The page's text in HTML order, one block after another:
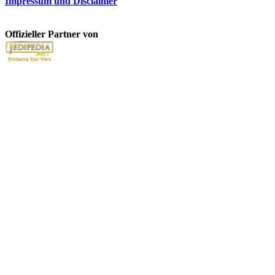
Offizieller Partner von